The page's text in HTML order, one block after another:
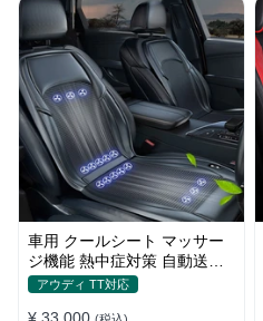
車用 クールシート マッサー
ジ機能 熱中症対策 自動送風/
停止機能 24個強力ファン 取
アウディ TT対応